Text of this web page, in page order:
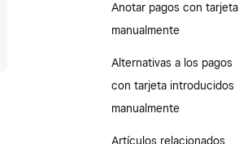
Anotar pagos con tarjeta
manualmente
Alternativas a los pagos
con tarjeta introducidos
manualmente
Artículos relacionados